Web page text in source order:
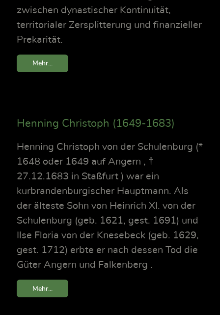
zwischen dynastischer Kontinuität,
territorialer Zersplitterung und finanzieller
Prekarität.
Mehr...
Henning Christoph (1649-1683)
Henning Christoph von der Schulenburg (*
1648 oder 1649 auf Angern , †
27.12.1683 in Staßfurt ) war ein
kurbrandenburgischer Hauptmann. Als
der älteste Sohn von Heinrich XI. von der
Schulenburg (geb. 1621, gest. 1691) und
Ilse Floria von der Knesebeck (geb. 1629,
gest. 1712) erbte er nach dessen Tod die
Güter Angern und Falkenberg .
Mehr...